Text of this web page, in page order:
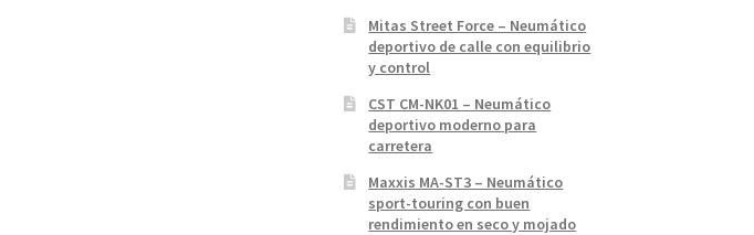
Mitas Street Force – Neumático
deportivo de calle con equilibrio
y control
CST CM-NK01 – Neumático
deportivo moderno para
carretera
Maxxis MA-ST3 – Neumático
sport-touring con buen
rendimiento en seco y mojado